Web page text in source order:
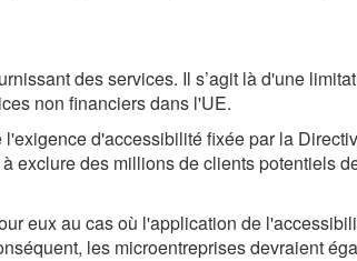
des services. Il s’agit là d'une
non financiers dans l'UE.
d'accessibilité fixée par la
exclure des millions de clients potentiels
eux au cas où l'application de
les microentreprises devraient